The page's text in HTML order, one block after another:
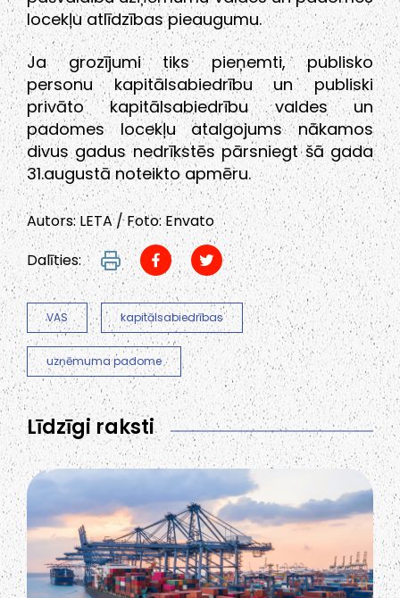
locekļu atlīdzības pieaugumu.
Ja grozījumi tiks pieņemti, publisko
personu kapitālsabiedrību un publiski
privāto kapitālsabiedrību valdes un
padomes locekļu atalgojums nākamos
divus gadus nedrīkstēs pārsniegt šā gada
31.augustā noteikto apmēru.
Autors: LETA / Foto: Envato
Dalīties:
VAS kapitālsabiedrības
uzņēmuma padome
Līdzīgi raksti